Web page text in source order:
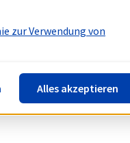
zur Verwendung von
Alles akzeptieren